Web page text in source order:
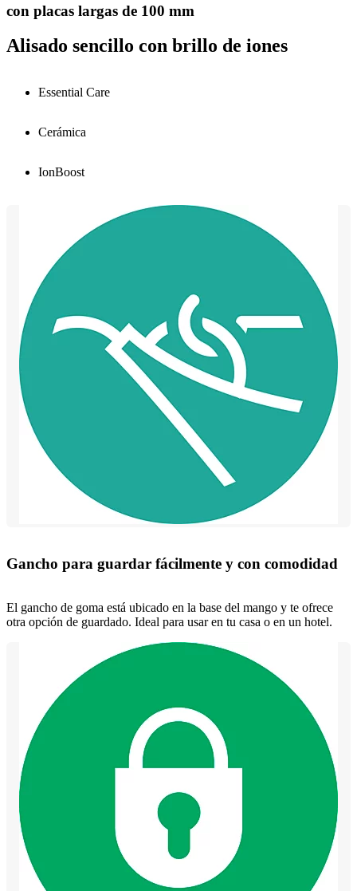
con placas largas de 100 mm
Alisado sencillo con brillo de iones
Essential Care
Cerámica
IonBoost
Gancho para guardar fácilmente y con comodidad
El gancho de goma está ubicado en la base del mango y te ofrece
otra opción de guardado. Ideal para usar en tu casa o en un hotel.